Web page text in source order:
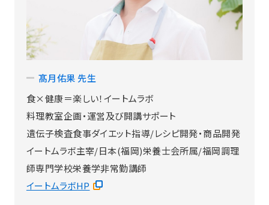
髙月佑果 先生
食×健康＝楽しい！イートムラボ
料理教室企画・運営及び開講サポート
遺伝子検査食事ダイエット指導/レシピ開発・商品開発
イートムラボ主宰/日本(福岡)栄養士会所属/福岡調理
師専門学校栄養学非常勤講師
イートムラボHP